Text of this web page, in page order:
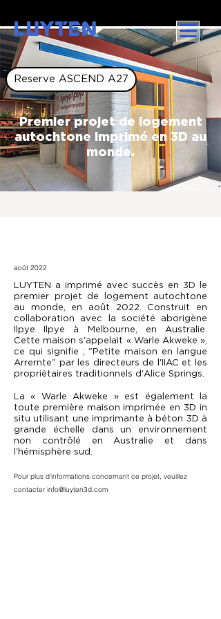
LUYTEN
Reserve ASCEND A27
Premier projet de logement
autochtone imprimé en 3D au
monde.
août 2022
LUYTEN a imprimé avec succès en 3D le
premier projet de logement autochtone
au monde, en août 2022. Construit en
collaboration avec la société aborigène
Ilpye Ilpye à Melbourne, en Australie.
Cette maison s'appelait « Warle Akweke »,
ce qui signifie ; "Petite maison en langue
Arrernte" par les directeurs de l'IIAC et les
propriétaires traditionnels d'Alice Springs.
La « Warle Akweke » est également la
toute première maison imprimée en 3D in
situ utilisant une imprimante à béton 3D à
grande échelle dans un environnement
non contrôlé en Australie et dans
l'hémisphère sud.
Pour plus d'informations concernant ce projet, veuillez
contacter info@luyten3d.com